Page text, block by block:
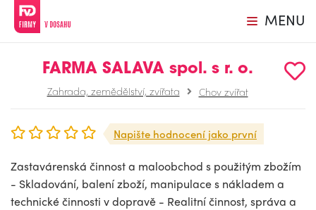
MENU
FARMA SALAVA spol. s r. o.
Zahrada, zemědělství, zvířata Chov zvířat
Napište hodnocení jako první
Zastavárenská činnost a maloobchod s použitým zbožím
- Skladování, balení zboží, manipulace s nákladem a
technické činnosti v dopravě - Realitní činnost, správa a